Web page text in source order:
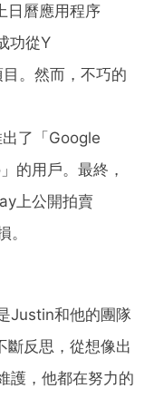
日曆應用程序
功從Y
。然而，不巧的
了「Google
的用戶。最終，
上公開拍賣
。
Justin和他的團隊
斷反思，從想像出
護，他都在努力的